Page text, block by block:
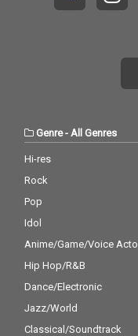
Genre- All Genres
Hi-res
Rock
Pop
Idol
Anime/Game/Voice
Hip Hop/R&B
Dance/Electronic
Jazz/World
Classical/Soundtrack